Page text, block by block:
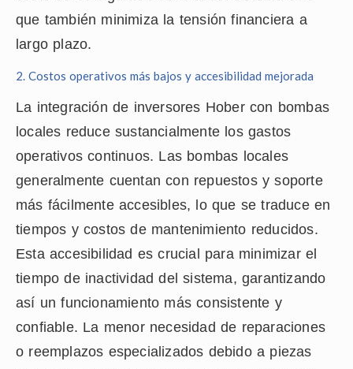
que también minimiza la tensión financiera a
largo plazo.
2. Costos operativos más bajos y accesibilidad mejorada
La integración de inversores Hober con bombas
locales reduce sustancialmente los gastos
operativos continuos. Las bombas locales
generalmente cuentan con repuestos y soporte
más fácilmente accesibles, lo que se traduce en
tiempos y costos de mantenimiento reducidos.
Esta accesibilidad es crucial para minimizar el
tiempo de inactividad del sistema, garantizando
así un funcionamiento más consistente y
confiable. La menor necesidad de reparaciones
o reemplazos especializados debido a piezas